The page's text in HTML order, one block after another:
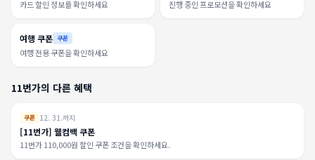
카드 할인 정보를 확인하세요 진행 중인 프로모션을 확인하세요
여행 쿠폰 쿠폰
여행 전용 쿠폰을 확인하세요
11번가의 다른 혜택
쿠폰 12. 31.까지
[11번가] 웰컴백 쿠폰
11번가 110,000원 할인 쿠폰 조건을 확인하세요.